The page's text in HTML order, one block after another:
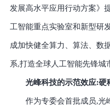
发展高水平应用行动方案》
工智能重点实验室和新型研
成加快健全算力、算法、数
系,打造全球人工智能先锋城
光峰科技的示范效应:硬
作为专委会首批成员,光